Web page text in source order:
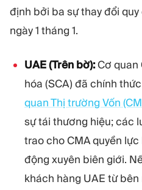
định bởi ba sự thay đổi
ngày 1 tháng 1.
UAE (Trên bờ):Cơ quan
hóa (SCA) đã chính
quan Thị trường Vốn
sự tái thương hiệu; các
trao cho CMA quyền
động xuyên biên giới.
khách hàng UAE từ